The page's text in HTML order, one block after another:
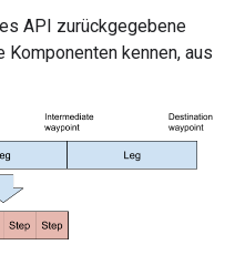
API zurückgegebene
kennen, aus